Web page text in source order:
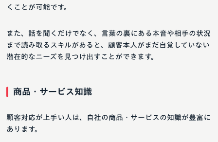
くことが可能です。
また、話を聞くだけでなく、言葉の裏にある本音や相手の状況
まで読み取るスキルがあると、顧客本人がまだ自覚していない
潜在的なニーズを見つけ出すことができます。
商品・サービス知識
顧客対応が上手い人は、自社の商品・サービスの知識が豊富に
あります。